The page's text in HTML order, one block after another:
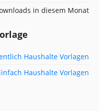
in diesem Monat
Haushalte Vorlagen
Haushalte Vorlagen